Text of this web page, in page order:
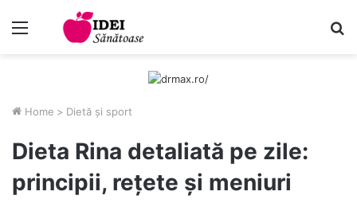
Home > Dietă și sport
Dieta Rina detaliată pe zile:
principii, rețete și meniuri